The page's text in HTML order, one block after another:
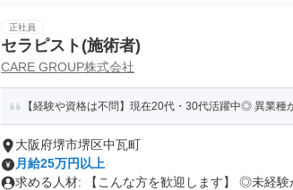
正社員
セラピスト(施術者)
CARE GROUP株式会社
【経験や資格は不問】現在20代・30代活躍中◎ 異業
大阪府堺市堺区中瓦町
月給25万円以上
求める人材: 【こんな方を歓迎します】 ◎未経験